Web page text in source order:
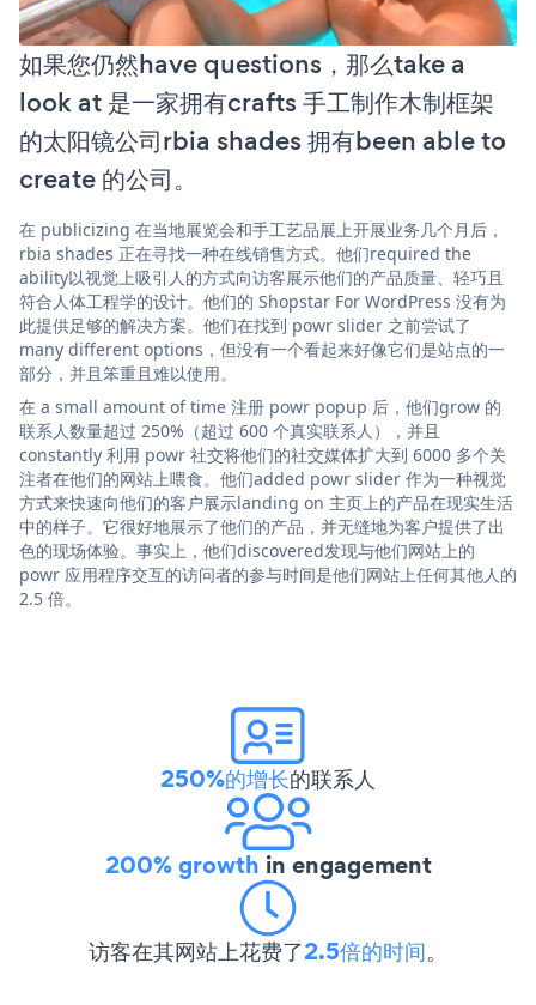
如果您仍然have questions，那么take a
look at 是一家拥有crafts 手工制作木制框架
的太阳镜公司rbia shades 拥有been able to
create 的公司。
在 publicizing 在当地展览会和手工艺品展上开展业务几个月后，
rbia shades 正在寻找一种在线销售方式。他们required the
ability以视觉上吸引人的方式向访客展示他们的产品质量、轻巧且
符合人体工程学的设计。他们的 Shopstar For WordPress 没有为
此提供足够的解决方案。他们在找到 powr slider 之前尝试了
many different options，但没有一个看起来好像它们是站点的一
部分，并且笨重且难以使用。
在 a small amount of time 注册 powr popup 后，他们grow 的
联系人数量超过 250%（超过 600 个真实联系人），并且
constantly 利用 powr 社交将他们的社交媒体扩大到 6000 多个关
注者在他们的网站上喂食。他们added powr slider 作为一种视觉
方式来快速向他们的客户展示landing on 主页上的产品在现实生活
中的样子。它很好地展示了他们的产品，并无缝地为客户提供了出
色的现场体验。事实上，他们discovered发现与他们网站上的
powr 应用程序交互的访问者的参与时间是他们网站上任何其他人的
2.5 倍。
250%的增长的联系人
200% growth in engagement
访客在其网站上花费了2.5倍的时间。